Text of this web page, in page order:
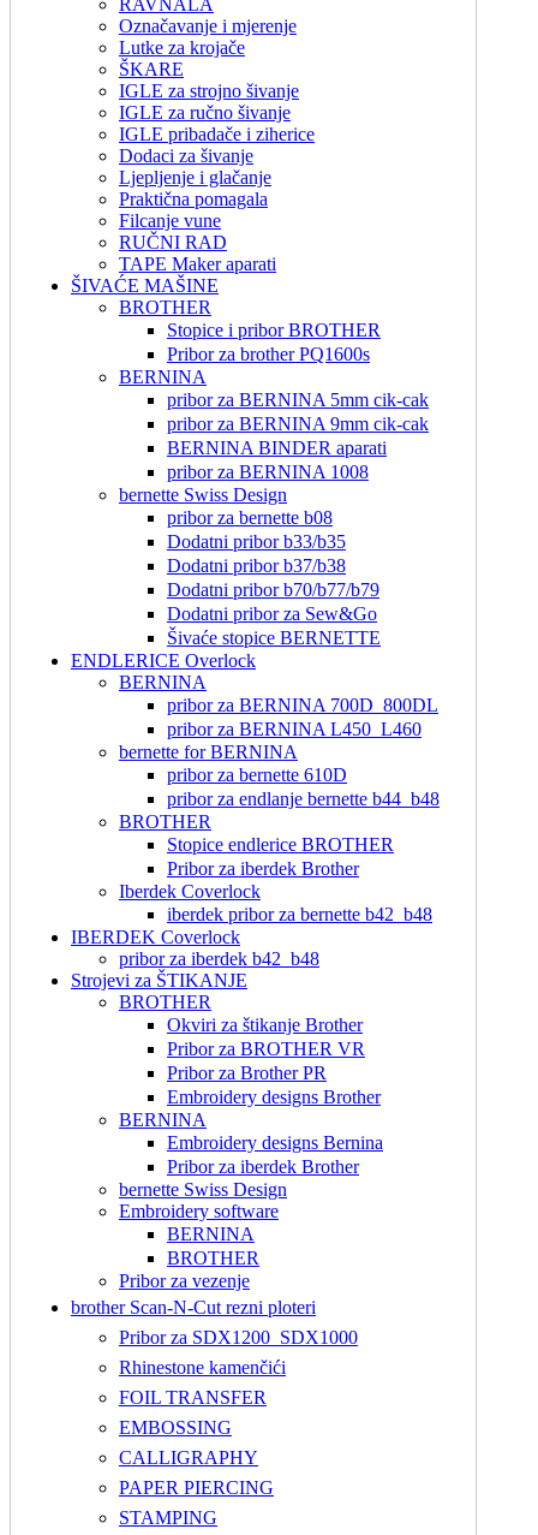
Označavanje i mjerenje
Lutke za krojače
ŠKARE
IGLE za strojno šivanje
IGLE za ručno šivanje
IGLE pribadače i ziherice
Dodaci za šivanje
Ljepljenje i glačanje
Praktična pomagala
Filcanje vune
RUČNI RAD
TAPE Maker aparati
ŠIVAĆE MAŠINE
BROTHER
Stopice i pribor BROTHER
Pribor za brother PQ1600s
BERNINA
pribor za BERNINA 5mm cik-cak
pribor za BERNINA 9mm cik-cak
BERNINA BINDER aparati
pribor za BERNINA 1008
bernette Swiss Design
pribor za bernette b08
Dodatni pribor b33/b35
Dodatni pribor b37/b38
Dodatni pribor b70/b77/b79
Dodatni pribor za Sew&Go
Šivaće stopice BERNETTE
ENDLERICE Overlock
BERNINA
pribor za BERNINA 700D_800DL
pribor za BERNINA L450_L460
bernette for BERNINA
pribor za bernette 610D
pribor za endlanje bernette b44_b48
BROTHER
Stopice endlerice BROTHER
Pribor za iberdek Brother
Iberdek Coverlock
iberdek pribor za bernette b42_b48
IBERDEK Coverlock
pribor za iberdek b42_b48
Strojevi za ŠTIKANJE
BROTHER
Okviri za štikanje Brother
Pribor za BROTHER VR
Pribor za Brother PR
Embroidery designs Brother
BERNINA
Embroidery designs Bernina
Pribor za iberdek Brother
bernette Swiss Design
Embroidery software
BERNINA
BROTHER
Pribor za vezenje
brother Scan-N-Cut rezni ploteri
Pribor za SDX1200_SDX1000
Rhinestone kamenčići
FOIL TRANSFER
EMBOSSING
CALLIGRAPHY
PAPER PIERCING
STAMPING